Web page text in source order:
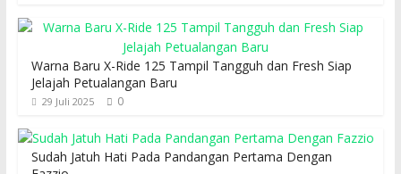
Warna Baru X-Ride 125 Tampil Tangguh dan Fresh Siap
Jelajah Petualangan Baru
29 Juli 2025 0
Sudah Jatuh Hati Pada Pandangan Pertama Dengan